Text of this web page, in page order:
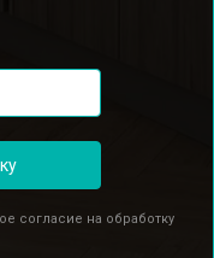
согласие на обработку